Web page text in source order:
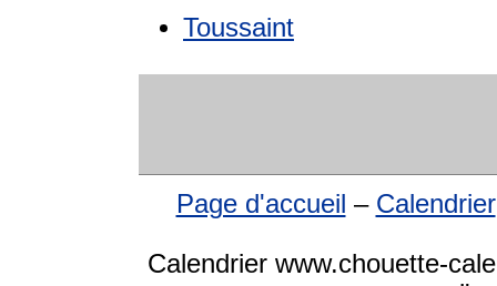
Toussaint
Page d'accueil – Calendrier
Calendrier www.chouette-